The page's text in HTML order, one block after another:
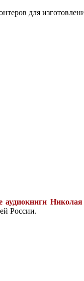
для
аудиокниги
России.